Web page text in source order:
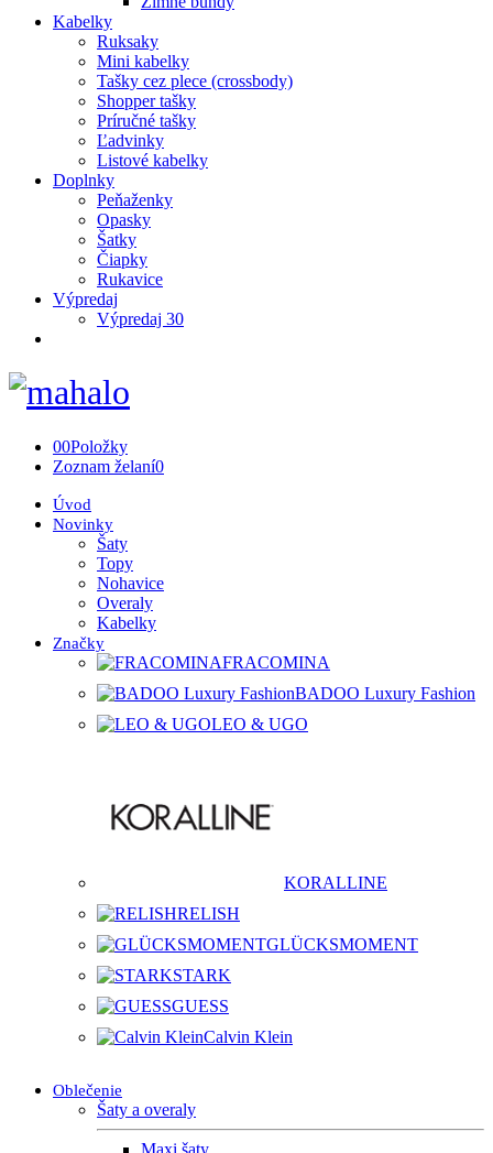
Kabelky
Ruksaky
Mini kabelky
Tašky cez plece (crossbody)
Shopper tašky
Príručné tašky
Ľadvinky
Listové kabelky
Doplnky
Peňaženky
Opasky
Šatky
Čiapky
Rukavice
Výpredaj
Výpredaj 30
00Položky
Zoznam želaní0
Úvod
Novinky
Šaty
Topy
Nohavice
Overaly
Kabelky
Značky
FRACOMINA
BADOO Luxury Fashion
LEO & UGO
KORALLINE
RELISH
GLÜCKSMOMENT
STARK
GUESS
Calvin Klein
Oblečenie
Šaty a overaly
Maxi šaty